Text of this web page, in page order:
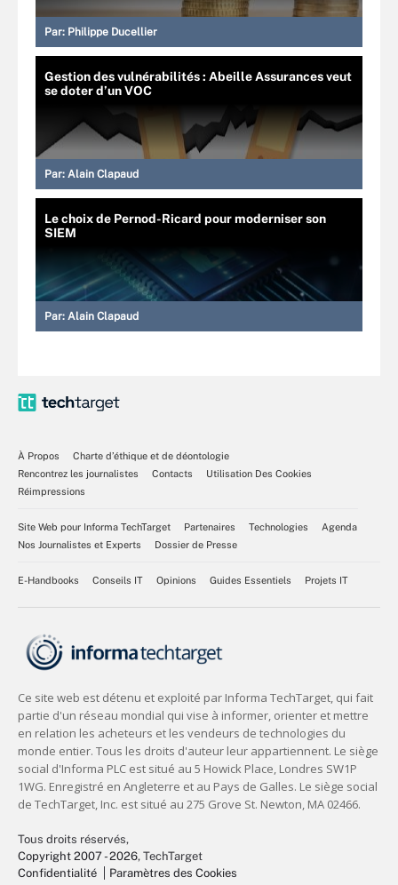
Par: Philippe Ducellier
Gestion des vulnérabilités : Abeille Assurances veut
se doter d’un VOC
Par: Alain Clapaud
Le choix de Pernod-Ricard pour moderniser son
SIEM
Par: Alain Clapaud
À Propos
Charte d’éthique et de déontologie
Rencontrez les journalistes
Contacts
Utilisation Des Cookies
Réimpressions
Site Web pour Informa TechTarget Partenaires Technologies
Agenda
Nos Journalistes et Experts
Dossier de Presse
E-Handbooks Conseils IT Opinions Guides Essentiels Projets IT
Tous droits réservés,
Copyright 2007 - 2026, TechTarget
Confidentialité
Paramètres des Cookies